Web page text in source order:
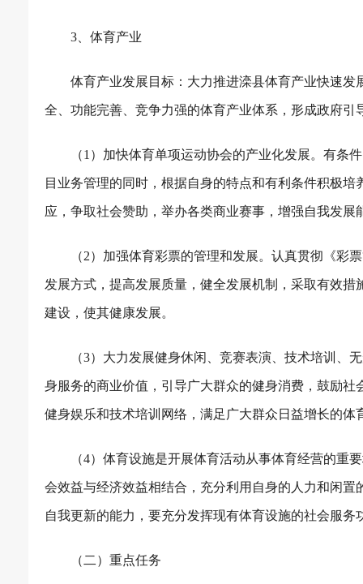
3 、体育产业
体育产业发展目标：大力推进滦县体育产业快速
全、功能完善、竞争力强的体育产业体系，形成政府
（1 ）加快体育单项运动协会的产业化发展。有条
目业务管理的同时，根据自身的特点和有利条件积极
应，争取社会赞助，举办各类商业赛事，增强自我发展
（2）加强体育彩票的管理和发展。认真贯彻《彩
发展方式，提高发展质量，健全发展机制，采取有效
建设，使其健康发展。
（3）大力发展健身休闲、竞赛表演、技术培训、
身服务的商业价值，引导广大群众的健身消费，鼓励
健身娱乐和技术培训网络，满足广大群众日益增长的体
（4）体育设施是开展体育活动从事体育经营的重
会效益与经济效益相结合，充分利用自身的人力和闲
自我更新的能力，要充分发挥现有体育设施的社会服
（二）重点任务